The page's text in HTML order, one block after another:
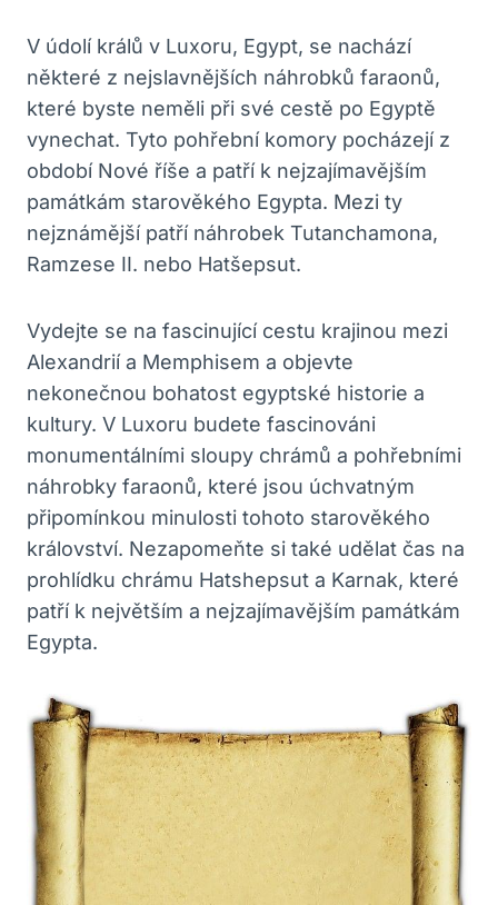
V údolí králů v Luxoru, Egypt, se nachází
některé z nejslavnějších náhrobků faraonů,
které byste neměli při své cestě po Egyptě
vynechat. Tyto pohřební komory pocházejí z
období Nové říše a patří k nejzajímavějším
památkám starověkého Egypta. Mezi ty
nejznámější patří náhrobek Tutanchamona,
Ramzese II. nebo Hatšepsut.
Vydejte se na fascinující cestu krajinou mezi
Alexandrií a Memphisem a objevte
nekonečnou bohatost egyptské historie a
kultury. V Luxoru budete fascinováni
monumentálními sloupy chrámů a pohřebními
náhrobky faraonů, které jsou úchvatným
připomínkou minulosti tohoto starověkého
království. Nezapomeňte si také udělat čas na
prohlídku chrámu Hatshepsut a Karnak, které
patří k největším a nejzajímavějším památkám
Egypta.